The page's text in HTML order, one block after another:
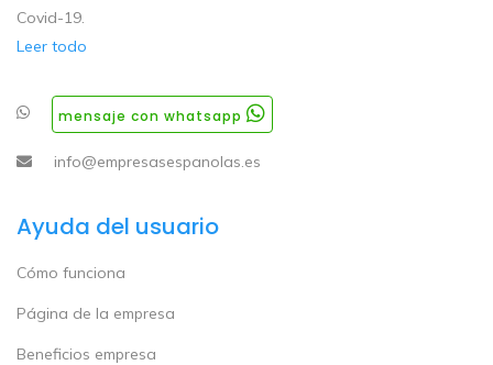
Covid-19.
Leer todo
mensaje con whatsapp
info@empresasespanolas.es
Ayuda del usuario
Cómo funciona
Página de la empresa
Beneficios empresa